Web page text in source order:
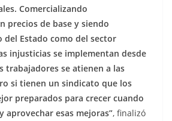
Comercializando
precios de base y siendo
Estado como del sector
injusticias se implementan desde
trabajadores se atienen a las
si tienen un sindicato que los
preparados para crecer cuando
aprovechar esas mejoras”, finalizó